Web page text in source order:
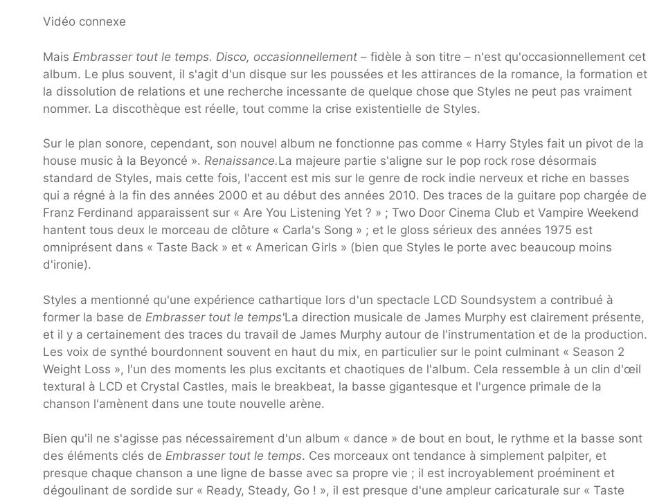
Vidéo connexe
Mais Embrasser tout le temps. Disco, occasionnellement – fidèle à son titre – n'est qu'occasionnellement cet
album. Le plus souvent, il s'agit d'un disque sur les poussées et les attirances de la romance, la formation et
la dissolution de relations et une recherche incessante de quelque chose que Styles ne peut pas vraiment
nommer. La discothèque est réelle, tout comme la crise existentielle de Styles.
Sur le plan sonore, cependant, son nouvel album ne fonctionne pas comme « Harry Styles fait un pivot de la
house music à la Beyoncé ». Renaissance.La majeure partie s'aligne sur le pop rock rose désormais
standard de Styles, mais cette fois, l'accent est mis sur le genre de rock indie nerveux et riche en basses
qui a régné à la fin des années 2000 et au début des années 2010. Des traces de la guitare pop chargée de
Franz Ferdinand apparaissent sur « Are You Listening Yet ? » ; Two Door Cinema Club et Vampire Weekend
hantent tous deux le morceau de clôture « Carla's Song » ; et le gloss sérieux des années 1975 est
omniprésent dans « Taste Back » et « American Girls » (bien que Styles le porte avec beaucoup moins
d'ironie).
Styles a mentionné qu'une expérience cathartique lors d'un spectacle LCD Soundsystem a contribué à
former la base de Embrasser tout le temps'La direction musicale de James Murphy est clairement présente,
et il y a certainement des traces du travail de James Murphy autour de l'instrumentation et de la production.
Les voix de synthé bourdonnent souvent en haut du mix, en particulier sur le point culminant « Season 2
Weight Loss », l'un des moments les plus excitants et chaotiques de l'album. Cela ressemble à un clin d'œil
textural à LCD et Crystal Castles, mais le breakbeat, la basse gigantesque et l'urgence primale de la
chanson l'amènent dans une toute nouvelle arène.
Bien qu'il ne s'agisse pas nécessairement d'un album « dance » de bout en bout, le rythme et la basse sont
des éléments clés de Embrasser tout le temps. Ces morceaux ont tendance à simplement palpiter, et
presque chaque chanson a une ligne de basse avec sa propre vie ; il est incroyablement proéminent et
dégoulinant de sordide sur « Ready, Steady, Go ! », il est presque d'une ampleur caricaturale sur « Taste